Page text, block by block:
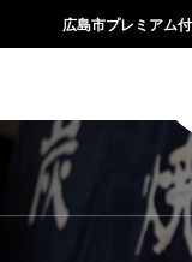
広島市プレミアム